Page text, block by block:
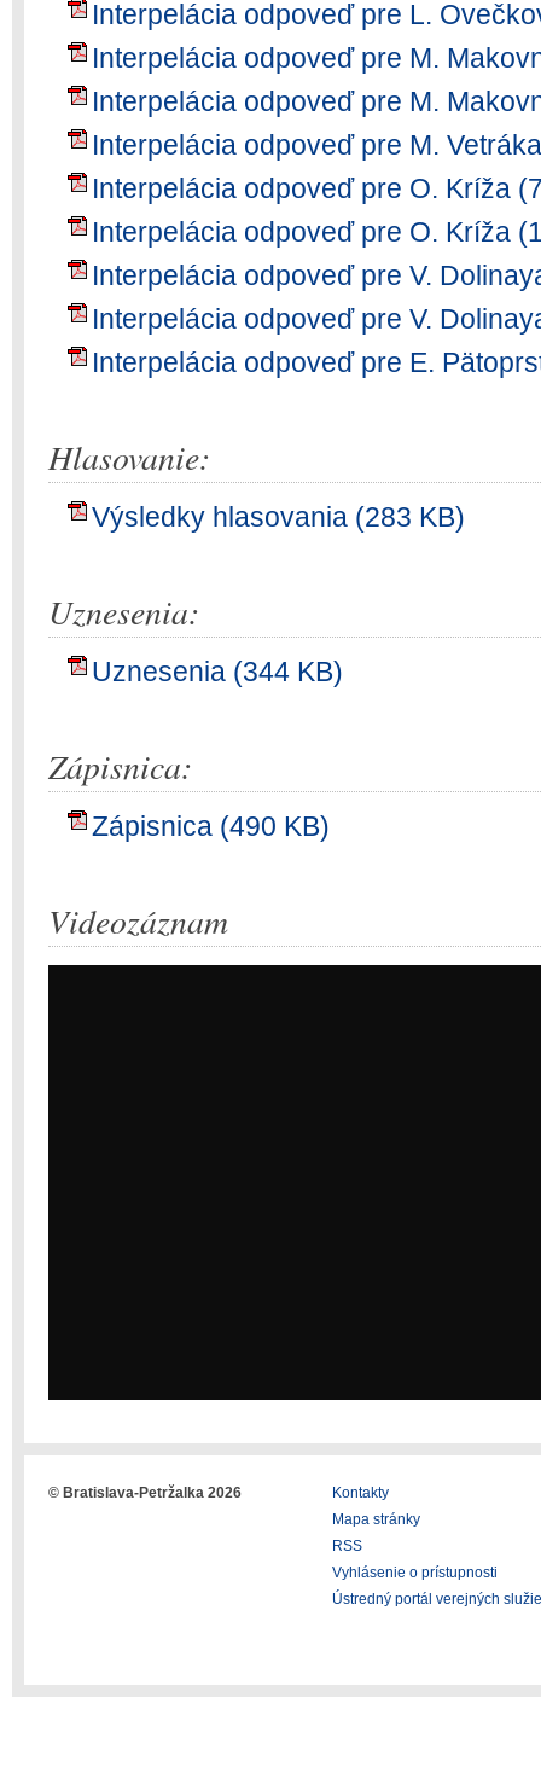
Interpelácia odpoveď pre L.
Interpelácia odpoveď pre M.
Interpelácia odpoveď pre M.
Interpelácia odpoveď pre M.
Interpelácia odpoveď pre O. Kríža
Interpelácia odpoveď pre O. Kríža
Interpelácia odpoveď pre V.
Interpelácia odpoveď pre V.
Interpelácia odpoveď pre E.
Hlasovanie:
Výsledky hlasovania (283 KB)
Uznesenia:
Uznesenia (344 KB)
Zápisnica:
Zápisnica (490 KB)
Videozáznam
© Bratislava-Petržalka 2026
Kontakty
Mapa stránky
RSS
Vyhlásenie o prístupnosti
Ústredný portál verejných